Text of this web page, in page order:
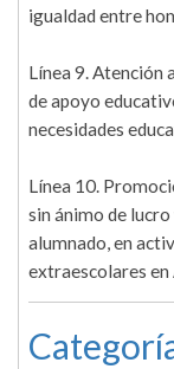
igualdad entre
Línea 9. Atención
de apoyo
necesidades
Línea 10.
sin ánimo de
alumnado, en
extraescolares en